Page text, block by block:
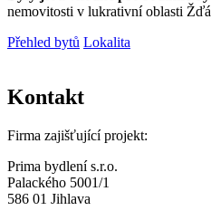
nemovitosti v lukrativní oblasti
Přehled bytů Lokalita
Kontakt
Firma zajišťující projekt:
Prima bydlení s.r.o.
Palackého 5001/1
586 01 Jihlava